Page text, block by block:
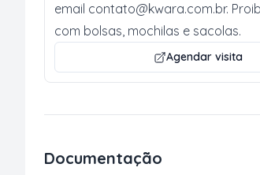
email contato@kwara.com.br.
com bolsas, mochilas e sacolas.
Agendar visita
Documentação